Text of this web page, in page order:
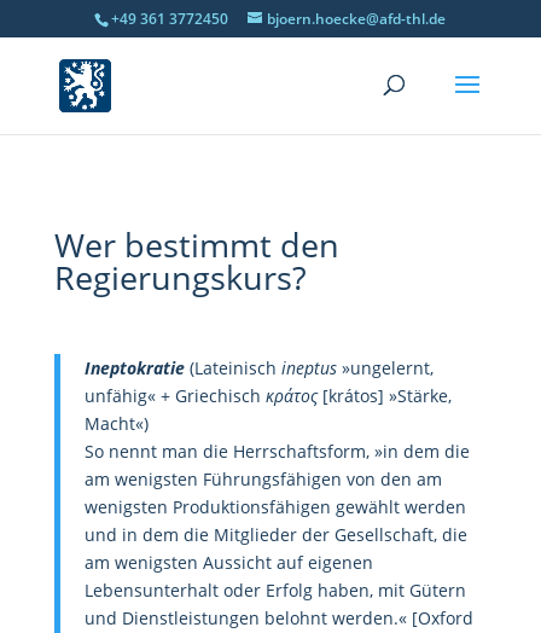
+49 361 3772450 bjoern.hoecke@afd-thl.de
Wer bestimmt den
Regierungskurs?
Ineptokratie(Lateinisch ineptus»ungelernt,
unfähig« + Griechisch κράτος[krátos] »Stärke,
Macht«)
So nennt man die Herrschaftsform, »in dem die
am wenigsten Führungsfähigen von den am
wenigsten Produktionsfähigen gewählt werden
und in dem die Mitglieder der Gesellschaft, die
am wenigsten Aussicht auf eigenen
Lebensunterhalt oder Erfolg haben, mit Gütern
und Dienstleistungen belohnt werden.« [Oxford